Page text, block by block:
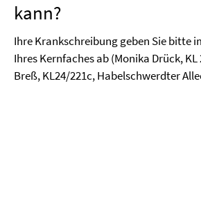
kann?
Ihre Krankschreibung geben Sie bitte
Ihres Kernfaches ab (Monika Drück, KL
Breß, KL24/221c, Habelschwerdter